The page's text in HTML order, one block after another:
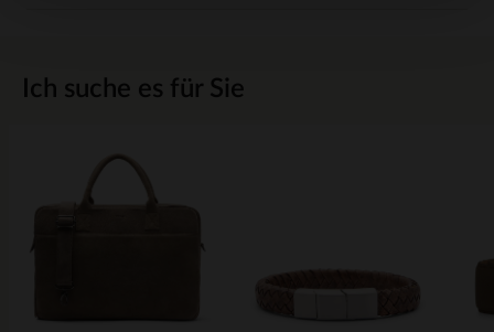
Ich suche es für Sie